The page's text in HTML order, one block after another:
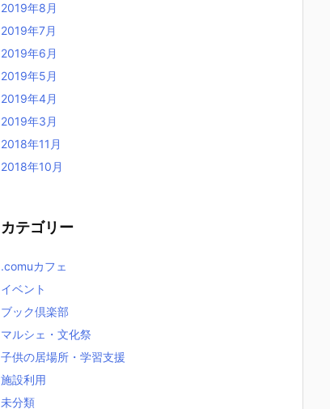
2019年8月
2019年7月
2019年6月
2019年5月
2019年4月
2019年3月
2018年11月
2018年10月
カテゴリー
.comuカフェ
イベント
ブック倶楽部
マルシェ・文化祭
子供の居場所・学習支援
施設利用
未分類